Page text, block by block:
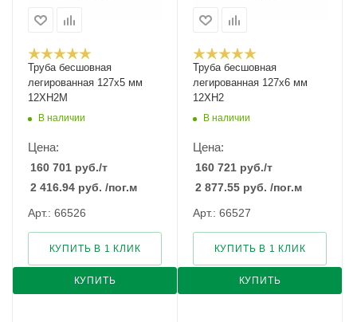
Труба бесшовная
легированная 127х5 мм
12ХН2М
В наличии
Цена:
160 701 руб./т
2 416.94 руб. /пог.м
Арт.: 66526
КУПИТЬ
КУПИТЬ В 1 КЛИК
Труба бесшовная
легированная 127х6 мм
12ХН2
В наличии
Цена:
160 721 руб./т
2 877.55 руб. /пог.м
Арт.: 66527
КУПИТЬ
КУПИТЬ В 1 КЛИК